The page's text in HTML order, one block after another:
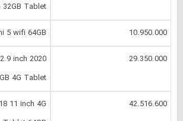
32GB Tablet
10.950.000
5 wifi 64GB
29.350.000
inch 2020
4G Tablet
42.516.600
11 inch 4G